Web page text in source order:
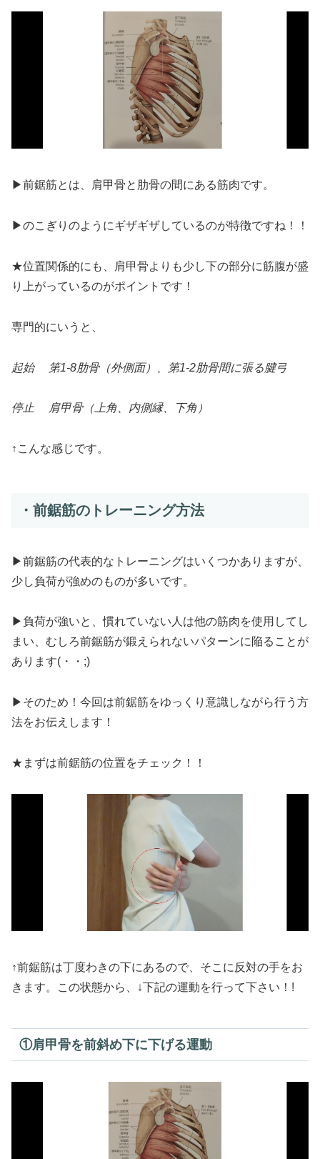
▶前鋸筋とは、肩甲骨と肋骨の間にある筋肉です。
▶のこぎりのようにギザギザしているのが特徴ですね！！
★位置関係的にも、肩甲骨よりも少し下の部分に筋腹が盛
り上がっているのがポイントです！
専門的にいうと、
起始 第1-8肋骨（外側面）、第1-2肋骨間に張る腱弓
停止 肩甲骨（上角、内側縁、下角）
↑こんな感じです。
・前鋸筋のトレーニング方法
▶前鋸筋の代表的なトレーニングはいくつかありますが、
少し負荷が強めのものが多いです。
▶負荷が強いと、慣れていない人は他の筋肉を使用してし
まい、むしろ前鋸筋が鍛えられないパターンに陥ることが
あります(・・;)
▶そのため！今回は前鋸筋をゆっくり意識しながら行う方
法をお伝えします！
★まずは前鋸筋の位置をチェック！！
↑前鋸筋は丁度わきの下にあるので、そこに反対の手をお
きます。この状態から、↓下記の運動を行って下さい！!
①肩甲骨を前斜め下に下げる運動